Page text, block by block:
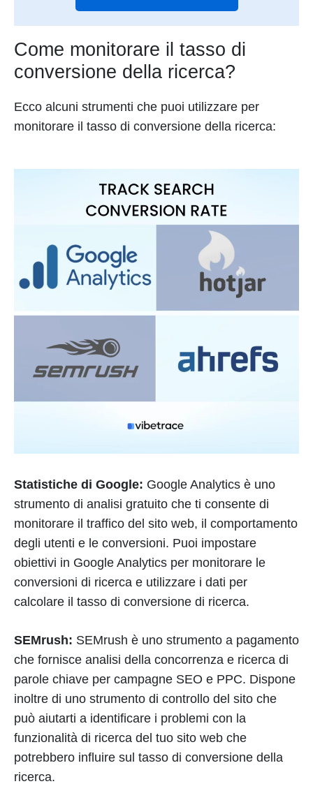
Come monitorare il tasso di
conversione della ricerca?
Ecco alcuni strumenti che puoi utilizzare per
monitorare il tasso di conversione della ricerca:
Statistiche di Google: Google Analytics è uno
strumento di analisi gratuito che ti consente di
monitorare il traffico del sito web, il comportamento
degli utenti e le conversioni. Puoi impostare
obiettivi in Google Analytics per monitorare le
conversioni di ricerca e utilizzare i dati per
calcolare il tasso di conversione di ricerca.
SEMrush: SEMrush è uno strumento a pagamento
che fornisce analisi della concorrenza e ricerca di
parole chiave per campagne SEO e PPC. Dispone
inoltre di uno strumento di controllo del sito che
può aiutarti a identificare i problemi con la
funzionalità di ricerca del tuo sito web che
potrebbero influire sul tasso di conversione della
ricerca.